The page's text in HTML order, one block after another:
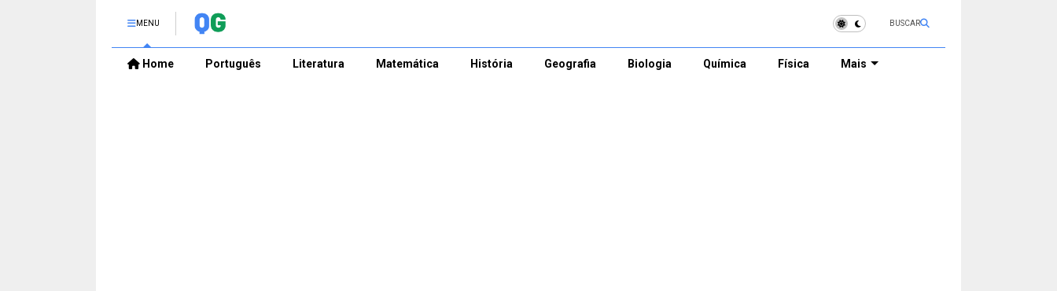
MENU BUSCAR
Home Português Literatura Matemática História Geografia Biologia Química Física Mais